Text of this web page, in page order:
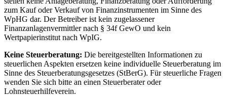
zum Kauf oder Verkauf von Finanzinstrumenten im Sinne des
WpHG dar. Der Betreiber ist kein zugelassener
Finanzanlagenvermittler nach § 34f GewO und kein
Wertpapierinstitut nach WpIG.
Keine Steuerberatung: Die bereitgestellten Informationen zu
steuerlichen Aspekten ersetzen keine individuelle Steuerberatung im
Sinne des Steuerberatungsgesetzes (StBerG). Für steuerliche Fragen
wenden Sie sich bitte an einen Steuerberater oder
Lohnsteuerhilfeverein.